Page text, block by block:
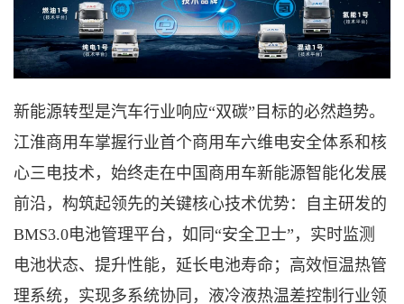
新能源转型是汽车行业响应“双碳”目标的必然趋势。
江淮商用车掌握行业首个商用车六维电安全体系和核
心三电技术，始终走在中国商用车新能源智能化发展
前沿， 构筑起领先的关键核心技术优势：自主研发的
BMS3.0电池管理平台，如同“安全卫士”，实时监测
电池状态、提升性能，延长电池寿命；高效恒温热管
理系统，实现多系统协同，液冷液热温差控制行业领